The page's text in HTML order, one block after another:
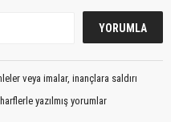
veya imalar, inançlara saldırı
yazılmış yorumlar